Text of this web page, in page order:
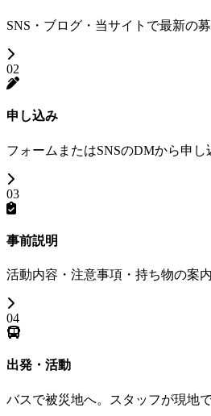
SNS・ブログ・当サイトで最新の
02
申し込み
フォームまたはSNSのDMから申し
03
事前説明
活動内容・注意事項・持ち物の案内
04
出発・活動
バスで被災地へ。スタッフが現地